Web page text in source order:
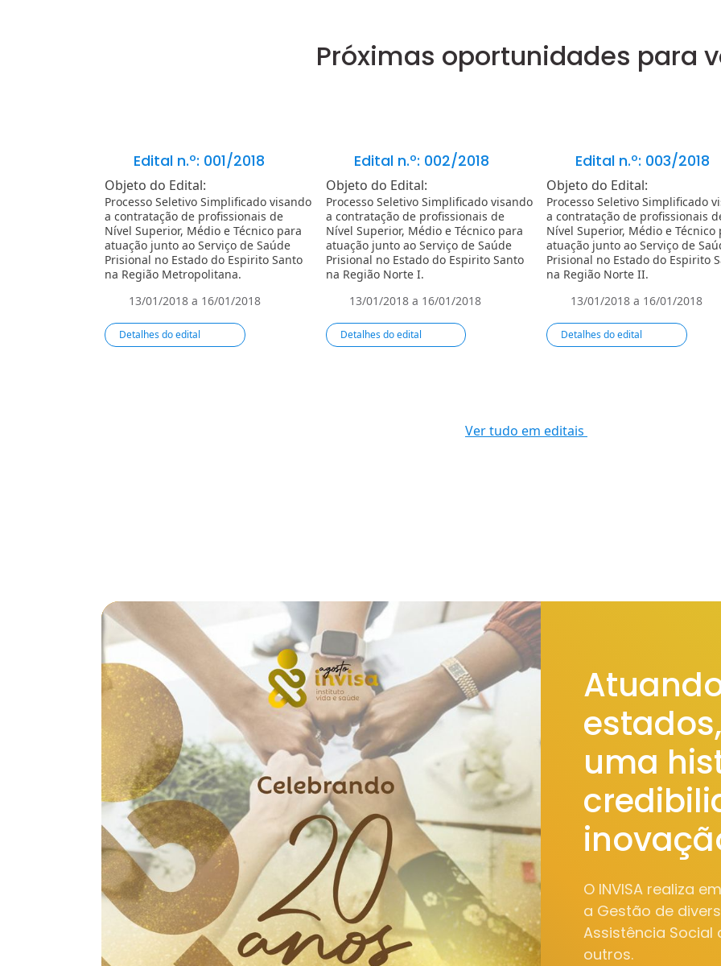
Próximas oportunidades para
Edital n.º: 001/2018
Objeto do Edital:
Processo Seletivo Simplificado visando
a contratação de profissionais de
Nível Superior, Médio e Técnico para
atuação junto ao Serviço de Saúde
Prisional no Estado do Espirito Santo
na Região Metropolitana.
13/01/2018 a 16/01/2018
Detalhes do edital
Edital n.º: 002/2018
Objeto do Edital:
Processo Seletivo Simplificado visando
a contratação de profissionais de
Nível Superior, Médio e Técnico para
atuação junto ao Serviço de Saúde
Prisional no Estado do Espirito Santo
na Região Norte I.
13/01/2018 a 16/01/2018
Detalhes do edital
Edital n.º: 003/2018
Objeto do Edital:
Processo Seletivo Simplificado
a contratação de profissionais
Nível Superior, Médio e Técnico
atuação junto ao Serviço de
Prisional no Estado do Espirito
na Região Norte II.
13/01/2018 a 16/01/2018
Detalhes do edital
Ver tudo em editais
uma
O INVISA realiza
a Gestão de
Assistência Social
outros.